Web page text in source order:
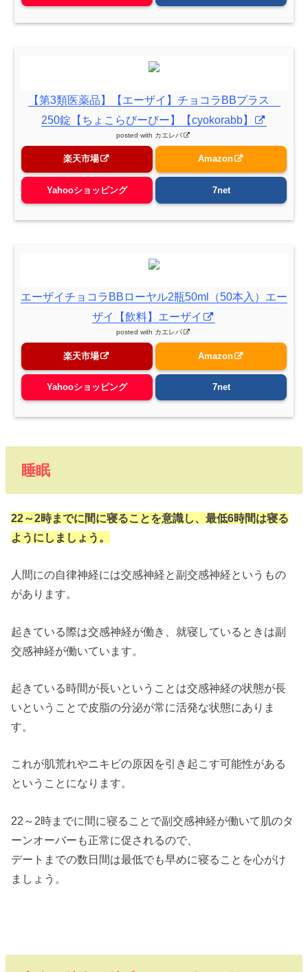
【第3類医薬品】【エーザイ】チョコラBBプラス
250錠【ちょこらびーびー】【cyokorabb】
posted with カエレバ
楽天市場 Amazon
Yahooショッピング 7net
エーザイチョコラBBローヤル2瓶50ml（50本入）エー
ザイ【飲料】エーザイ
posted with カエレバ
楽天市場 Amazon
Yahooショッピング 7net
睡眠
22～2時までに間に寝ることを意識し、最低6時間は寝る
ようにしましょう。
人間にの自律神経には交感神経と副交感神経というもの
があります。
起きている際は交感神経が働き、就寝しているときは副
交感神経が働いています。
起きている時間が長いということは交感神経の状態が長
いということで皮脂の分泌が常に活発な状態にありま
す。
これが肌荒れやニキビの原因を引き起こす可能性がある
ということになります。
22～2時までに間に寝ることで副交感神経が働いて肌のタ
ーンオーバーも正常に促されるので、
デートまでの数日間は最低でも早めに寝ることを心がけ
ましょう。